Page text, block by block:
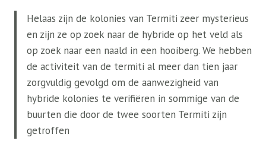
Helaas zijn de kolonies van Termiti zeer mysterieus
en zijn ze op zoek naar de hybride op het veld als
op zoek naar een naald in een hooiberg. We hebben
de activiteit van de termiti al meer dan tien jaar
zorgvuldig gevolgd om de aanwezigheid van
hybride kolonies te verifiëren in sommige van de
buurten die door de twee soorten Termiti zijn
getroffen